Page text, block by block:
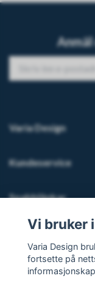
Varia Design
Kundeservice
Snabblänkar
Sosiale medier
Vi bruker
Varia Design
fortsette på